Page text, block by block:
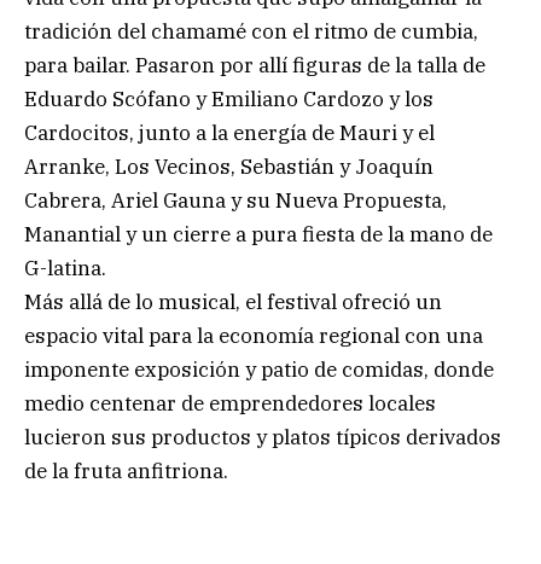
tradición del chamamé con el ritmo de cumbia,
para bailar. Pasaron por allí figuras de la talla de
Eduardo Scófano y Emiliano Cardozo y los
Cardocitos, junto a la energía de Mauri y el
Arranke, Los Vecinos, Sebastián y Joaquín
Cabrera, Ariel Gauna y su Nueva Propuesta,
Manantial y un cierre a pura fiesta de la mano de
G-latina.
Más allá de lo musical, el festival ofreció un
espacio vital para la economía regional con una
imponente exposición y patio de comidas, donde
medio centenar de emprendedores locales
lucieron sus productos y platos típicos derivados
de la fruta anfitriona.